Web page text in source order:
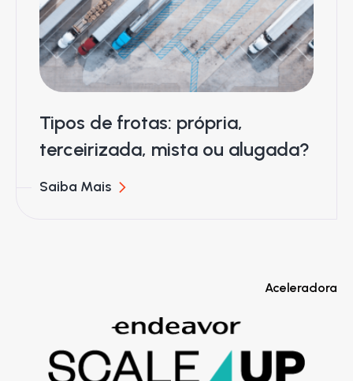
Tipos de frotas: própria,
terceirizada, mista ou alugada?
Saiba Mais
Aceleradora